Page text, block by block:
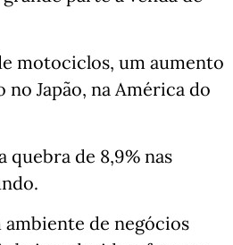
motociclos, um aumento
Japão, na América do
quebra de 8,9% nas
de negócios